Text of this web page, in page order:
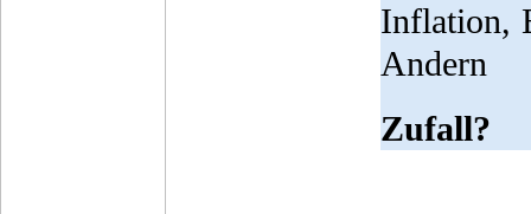
Inflation,
Andern
Zufall?